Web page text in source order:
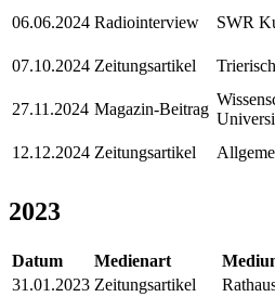
06.06.2024 Radiointerview SWR
07.10.2024 Zeitungsartikel
27.11.2024 Magazin-Beitrag
12.12.2024 Zeitungsartikel
2023
Datum Medienart
31.01.2023 Zeitungsartikel